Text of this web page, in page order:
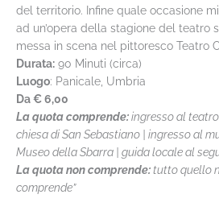
del territorio. Infine quale occasione
ad un’opera della stagione del teatro
messa in scena nel pittoresco Teatro
Durata: 90 Minuti (circa)
Luogo: Panicale, Umbria
Da€ 6,00
La quota comprende:ingresso al
chiesa di San Sebastiano | ingresso al
Museo della Sbarra | guida locale al
La quota non comprende:tutto quello
comprende”